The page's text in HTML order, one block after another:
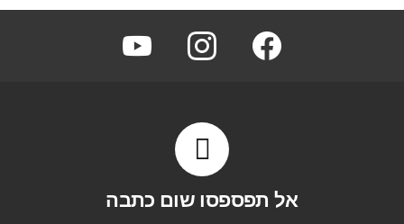
facebook
instagram
אל תפספסו שום כתבה